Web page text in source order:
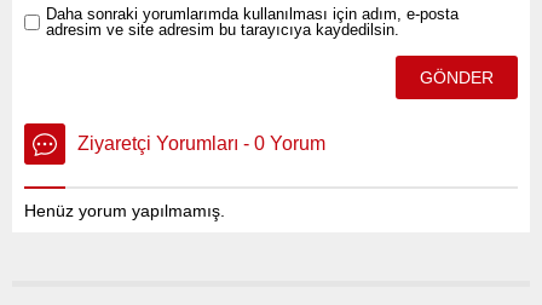
Daha sonraki yorumlarımda kullanılması için adım, e-posta
adresim ve site adresim bu tarayıcıya kaydedilsin.
Ziyaretçi Yorumları - 0 Yorum
Henüz yorum yapılmamış.